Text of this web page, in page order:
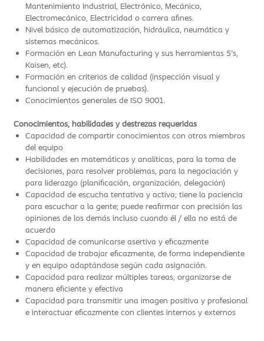
Mantenimiento Industrial, Electrónico, Mecánico,
Electromecánico, Electricidad o carrera afines.
Nivel básico de automatización, hidráulica, neumática y
sistemas mecánicos.
Formación en Lean Manufacturing y sus herramientas 5's,
Kaisen, etc).
Formación en criterios de calidad (inspección visual y
funcional y ejecución de pruebas).
Conocimientos generales de ISO 9001.
Conocimientos, habilidades y destrezas requeridas
Capacidad de compartir conocimientos con otros miembros
del equipo
Habilidades en matemáticas y analíticas, para la toma de
decisiones, para resolver problemas, para la negociación y
para liderazgo (planificación, organización, delegación)
Capacidad de escucha tentativa y activa; tiene la paciencia
para escuchar a la gente; puede reafirmar con precisión las
opiniones de los demás incluso cuando él / ella no está de
acuerdo
Capacidad de comunicarse asertiva y eficazmente
Capacidad de trabajar eficazmente, de forma independiente
y en equipo adaptándose según cada asignación.
Capacidad para realizar múltiples tareas, organizarse de
manera eficiente y efectiva
Capacidad para transmitir una imagen positiva y profesional
e interactuar eficazmente con clientes internos y externos